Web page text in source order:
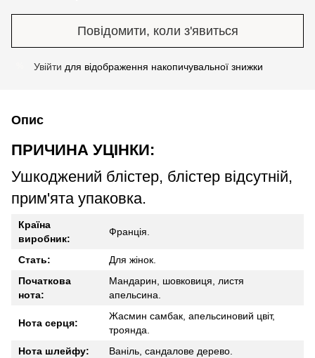
Повідомити, коли з'явиться
Увійти для відображення накопичувальної знижки
Опис
ПРИЧИНА УЦІНКИ:
Ушкоджений блістер, блістер відсутній,
прим'ята упаковка.
Країна
виробник:
Франція.
Стать:
Для жінок.
Початкова
нота:
Мандарин, шовковиця, листя
апельсина.
Нота серця:
Жасмин самбак, апельсиновий цвіт,
троянда.
Нота шлейфу:
Ваніль, сандалове дерево.